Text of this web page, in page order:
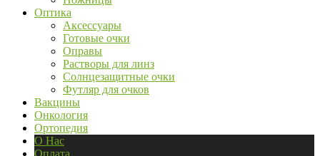
Оптика
Аксессуары
Готовые очки
Оправы
Растворы для линз
Солнцезащитные очки
Футляр для очков
Вакцины
Онкология
Ортопедия
О Нас